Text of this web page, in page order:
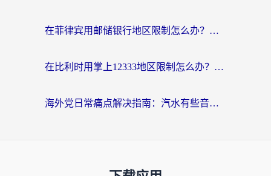
在菲律宾用邮储银行地区限制怎么办？海外华人必看的回国加速解决方案
在比利时用掌上12333地区限制怎么办？海外华人亲测有效的回国加速方案
海外党日常痛点解决指南：汽水有些音乐在国外无法播放怎么办？